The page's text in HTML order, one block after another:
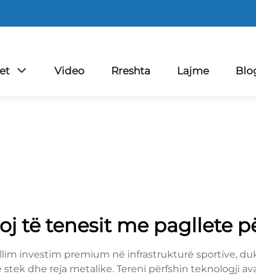
Video Rreshta Lajme
të tenesit me pagllete
investim premium në infrastrukturë sportive,
dhe reja metalike. Tereni përfshin teknologji